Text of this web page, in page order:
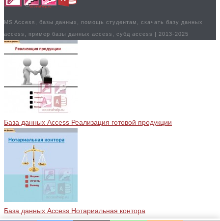
MS Access, базы данных, помощь студентам, скачать базу данных
access, пример базы данных access, субд access | 2013-2025
База данных Access Реализация готовой продукции
База данных Access Нотариальная контора